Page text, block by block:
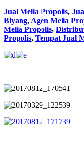
Jual Melia Propolis,
Biyang, Agen Melia
Melia Propolis,
Propolis, Tempat Jual